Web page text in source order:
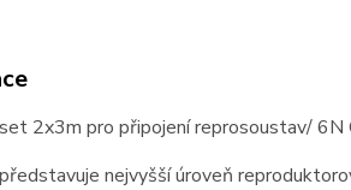
2x3m pro připojení reprosoustav/ 6N
nejvyšší úroveň